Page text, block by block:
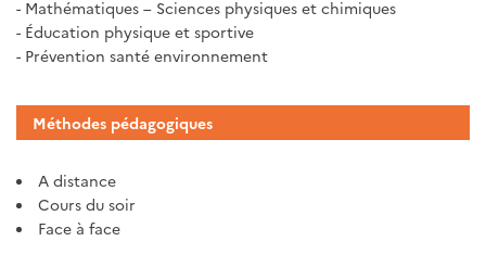
- Mathématiques – Sciences physiques et chimiques
- Éducation physique et sportive
- Prévention santé environnement
Méthodes pédagogiques
A distance
Cours du soir
Face à face